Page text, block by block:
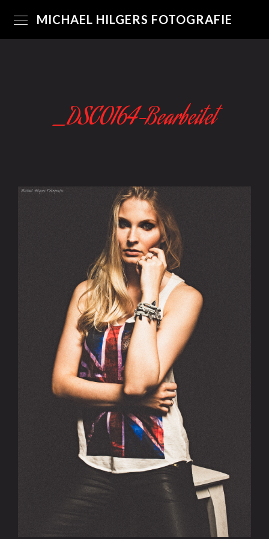
MICHAEL HILGERS FOTOGRAFIE
_DSC0164-Bearbeitet